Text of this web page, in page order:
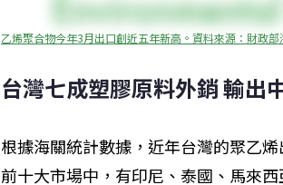
乙烯聚合物今年3月出口創近五年新高。資料來源：財政
台灣七成塑膠原料外銷 輸出
根據海關統計數據，近年台灣的聚乙
前十大市場中，有印尼、泰國、馬來